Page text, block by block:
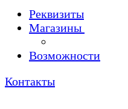
Реквизиты
Магазины
Возможности
Контакты